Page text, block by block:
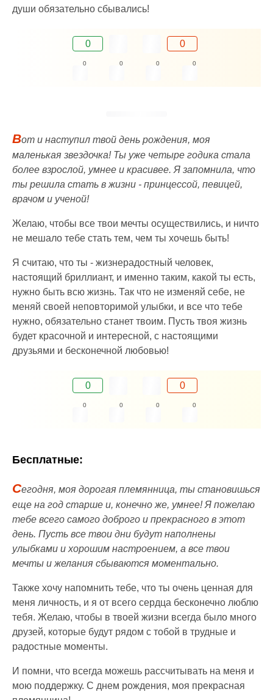
души обязательно сбывались!
0 0
0 0 0 0
Вот и наступил твой день рождения, моя
маленькая звездочка! Ты уже четыре годика стала
более взрослой, умнее и красивее. Я запомнила, что
ты решила стать в жизни - принцессой, певицей,
врачом и ученой!
Желаю, чтобы все твои мечты осуществились, и ничто
не мешало тебе стать тем, чем ты хочешь быть!
Я считаю, что ты - жизнерадостный человек,
настоящий бриллиант, и именно таким, какой ты есть,
нужно быть всю жизнь. Так что не изменяй себе, не
меняй своей неповторимой улыбки, и все что тебе
нужно, обязательно станет твоим. Пусть твоя жизнь
будет красочной и интересной, с настоящими
друзьями и бесконечной любовью!
0 0
0 0 0 0
Бесплатные:
Сегодня, моя дорогая племянница, ты становишься
еще на год старше и, конечно же, умнее! Я пожелаю
тебе всего самого доброго и прекрасного в этот
день. Пусть все твои дни будут наполнены
улыбками и хорошим настроением, а все твои
мечты и желания сбываются моментально.
Также хочу напомнить тебе, что ты очень ценная для
меня личность, и я от всего сердца бесконечно люблю
тебя. Желаю, чтобы в твоей жизни всегда было много
друзей, которые будут рядом с тобой в трудные и
радостные моменты.
И помни, что всегда можешь рассчитывать на меня и
мою поддержку. С днем рождения, моя прекрасная